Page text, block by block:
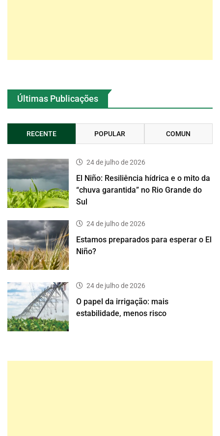
Últimas Publicações
RECENTE POPULAR COMUN
24 de julho de 2026
El Niño: Resiliência hídrica e o mito da
“chuva garantida” no Rio Grande do
Sul
24 de julho de 2026
Estamos preparados para esperar o El
Niño?
24 de julho de 2026
O papel da irrigação: mais
estabilidade, menos risco